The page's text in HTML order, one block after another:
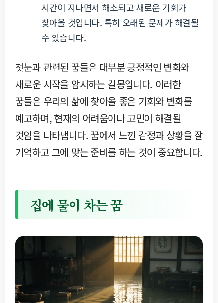
시간이 지나면서 해소되고 새로운 기회가
찾아올 것입니다. 특히 오래된 문제가 해결될
수 있습니다.
첫눈과 관련된 꿈들은 대부분 긍정적인 변화와
새로운 시작을 암시하는 길몽입니다. 이러한
꿈들은 우리의 삶에 찾아올 좋은 기회와 변화를
예고하며, 현재의 어려움이나 고민이 해결될
것임을 나타냅니다. 꿈에서 느낀 감정과 상황을 잘
기억하고 그에 맞는 준비를 하는 것이 중요합니다.
집에 물이 차는 꿈